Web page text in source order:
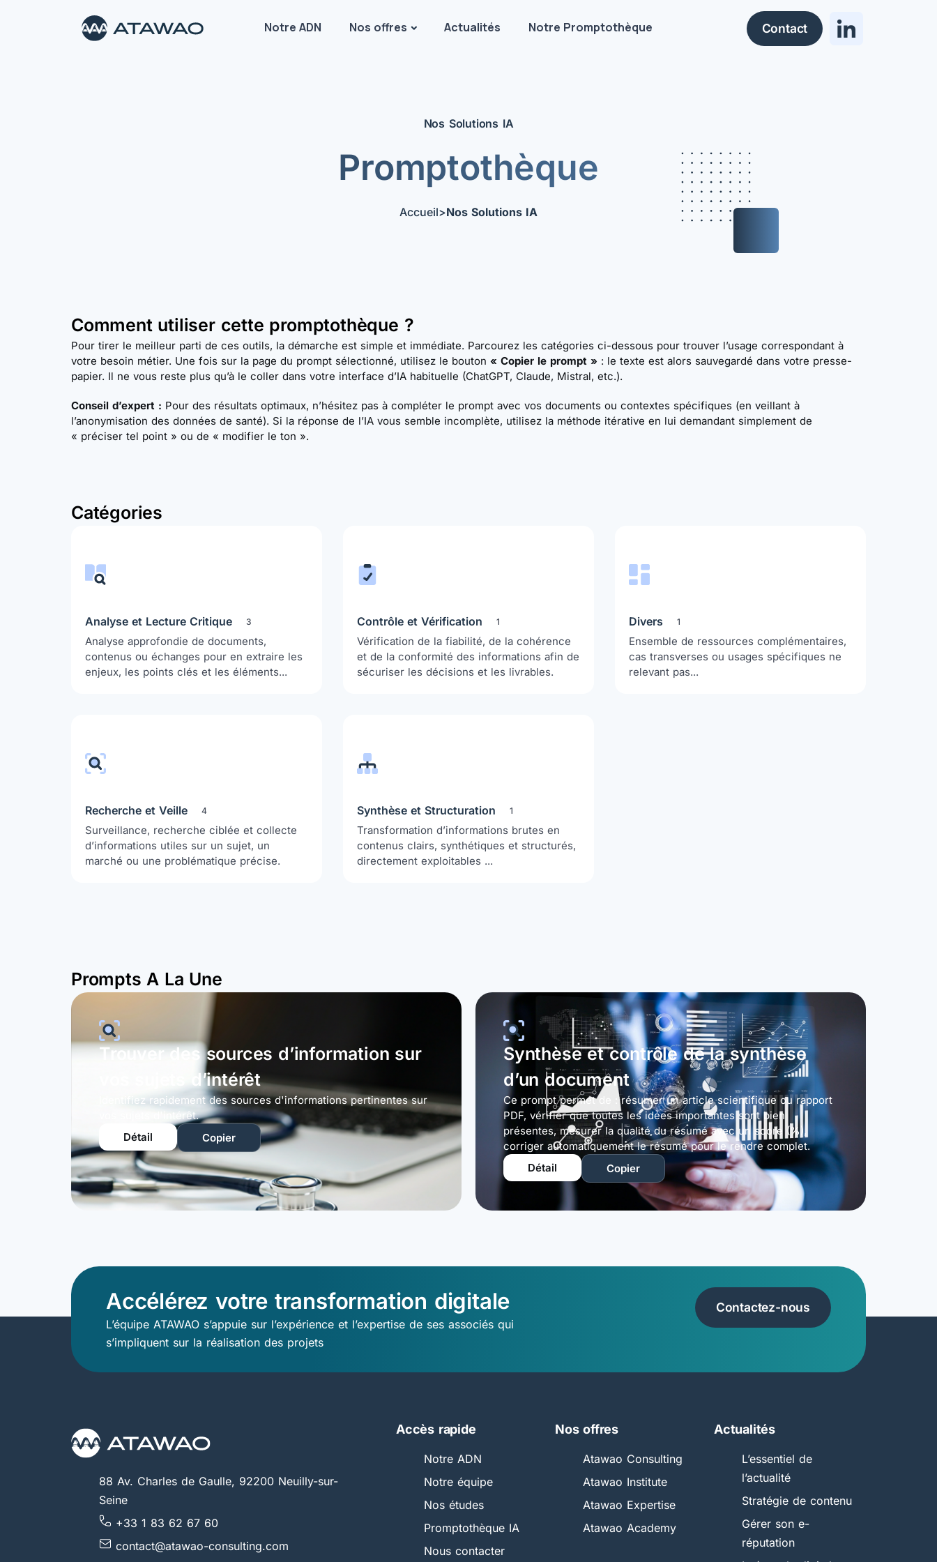
Notre ADN Nos offres Actualités Notre Promptothèque Contact
Nos Solutions IA
Promptothèque
Accueil>Nos Solutions IA
Comment utiliser cette promptothèque ?
Pour tirer le meilleur parti de ces outils, la démarche est simple et immédiate. Parcourez les catégories ci-dessous pour trouver l’usage correspondant à
votre besoin métier. Une fois sur la page du prompt sélectionné, utilisez le bouton « Copier le prompt » : le texte est alors sauvegardé dans votre presse-
papier. Il ne vous reste plus qu’à le coller dans votre interface d’IA habituelle (ChatGPT, Claude, Mistral, etc.).
Conseil d’expert : Pour des résultats optimaux, n’hésitez pas à compléter le prompt avec vos documents ou contextes spécifiques (en veillant à
l’anonymisation des données de santé). Si la réponse de l’IA vous semble incomplète, utilisez la méthode itérative en lui demandant simplement de
« préciser tel point » ou de « modifier le ton ».
Catégories
Analyse et Lecture Critique 3
Analyse approfondie de documents,
contenus ou échanges pour en extraire les
enjeux, les points clés et les éléments...
Contrôle et Vérification 1
Vérification de la fiabilité, de la cohérence
et de la conformité des informations afin de
sécuriser les décisions et les livrables.
Divers 1
Ensemble de ressources complémentaires,
cas transverses ou usages spécifiques ne
relevant pas...
Recherche et Veille 4
Surveillance, recherche ciblée et collecte
d’informations utiles sur un sujet, un
marché ou une problématique précise.
Synthèse et Structuration 1
Transformation d’informations brutes en
contenus clairs, synthétiques et structurés,
directement exploitables ...
Prompts A La Une
Trouver des sources d’information sur
vos sujets d’intérêt
Identifiez rapidement des sources d'informations pertinentes sur
vos sujets d'intérêt.
Détail
Copier
Synthèse et contrôle de la synthèse
d’un document
Ce prompt permet de : résumer un article scientifique ou rapport
PDF, vérifier que toutes les idées importantes sont bien
présentes, mesurer la qualité du résumé avec un score (%),
corriger automatiquement le résumé pour le rendre complet.
Détail
Copier
Accélérez votre transformation digitale
L’équipe ATAWAO s’appuie sur l’expérience et l’expertise de ses associés qui
s’impliquent sur la réalisation des projets
Contactez-nous
88 Av. Charles de Gaulle, 92200 Neuilly-sur-
Seine
+33 1 83 62 67 60
contact@atawao-consulting.com
Accès rapide
Notre ADN
Notre équipe
Nos études
Promptothèque IA
Nous contacter
Nos offres
Atawao Consulting
Atawao Institute
Atawao Expertise
Atawao Academy
Actualités
L’essentiel de
l’actualité
Stratégie de contenu
Gérer son e-
réputation